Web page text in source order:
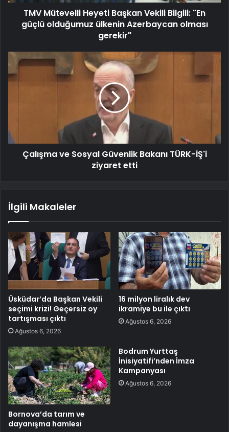
TMV Mütevelli Heyeti Başkan Vekili Bilgili: "En
güçlü olduğumuz ülkenin Azerbaycan olması
gerekir"
Çalışma ve Sosyal Güvenlik Bakanı TÜRK-İŞ'i
ziyaret etti
İlgili Makaleler
Üsküdar’da Başkan Vekili
seçimi krizi! Geçersiz oy
tartışması çıktı
Ağustos 6, 2026
16 milyon liralık dev
ikramiye bu ile çıktı
Ağustos 6, 2026
Bornova’da tarım ve
dayanışma hamlesi
Bodrum Yurttaş
İnisiyatifi’nden İmza
Kampanyası
Ağustos 6, 2026